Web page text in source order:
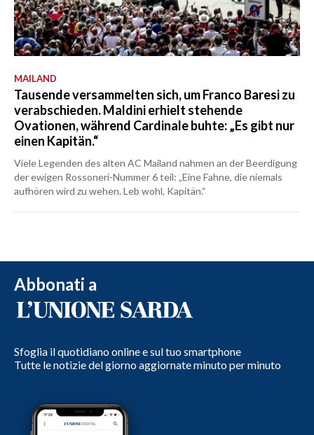
MAILAND
Tausende versammelten sich, um Franco Baresi zu
verabschieden. Maldini erhielt stehende
Ovationen, während Cardinale buhte: „Es gibt nur
einen Kapitän.“
Viele Legenden des alten AC Mailand nahmen an der Beerdigung
der ewigen Rossoneri-Nummer 6 teil: „Eine Fahne, die niemals
aufhören wird zu wehen. Leb wohl, Kapitän.“
Abbonati a
Sfoglia il quotidiano online e sul tuo smartphone
Tutte le notizie del giorno aggiornate minuto per minuto